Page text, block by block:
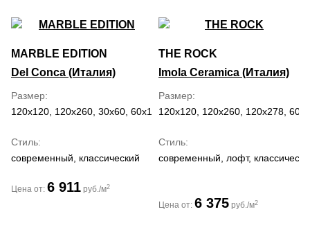
MARBLE EDITION
Del Conca (Италия)
Размер
120x120, 120x260, 30x60, 60x120, 60x60
Стиль
современный, классический
Цена от: 6 911 руб./м2
THE ROCK
Imola Ceramica (Италия)
Размер
120x120, 120x260, 120x278,
Стиль
современный, лофт,
Цена от: 6 375 руб./м2